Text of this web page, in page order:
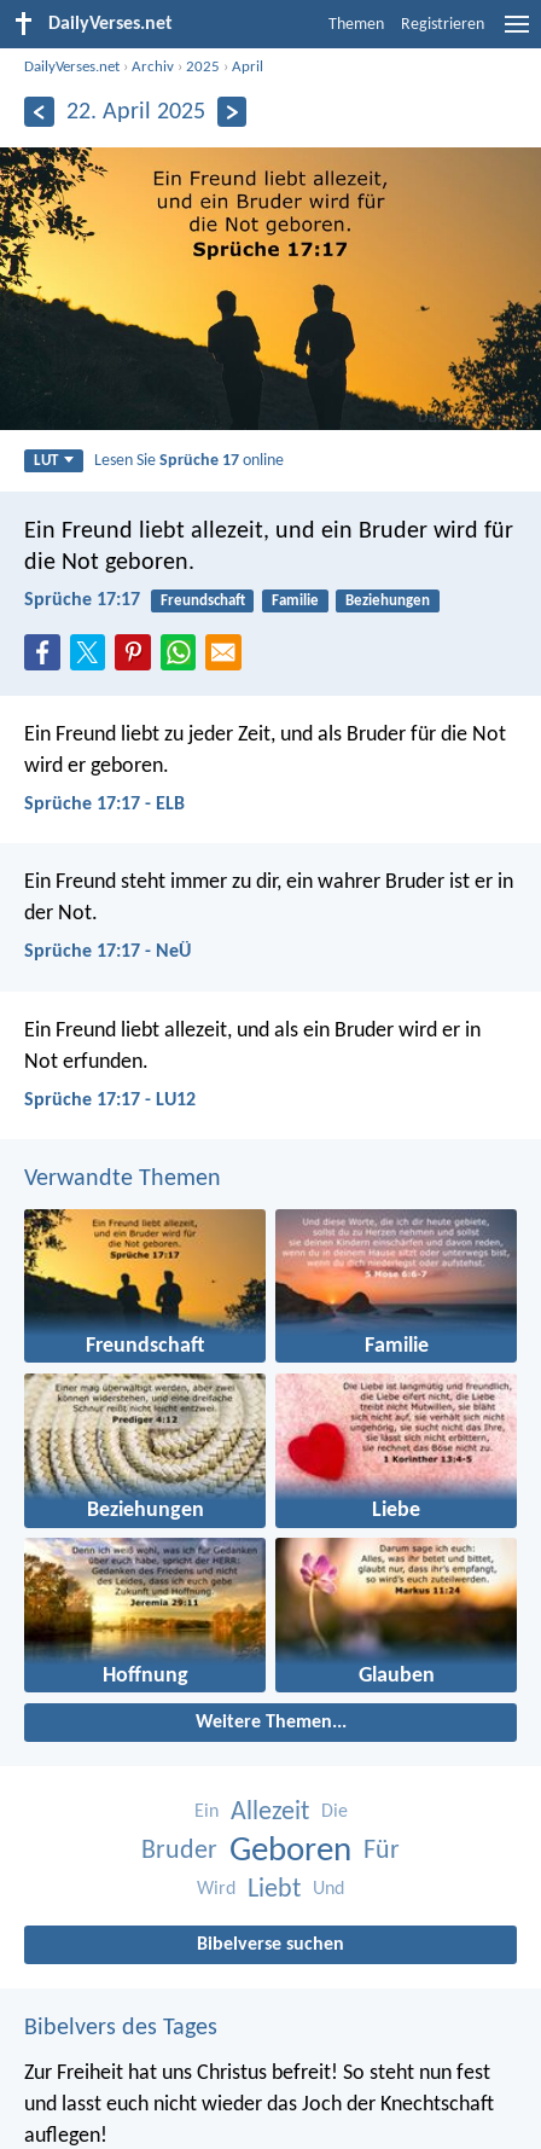
DailyVerses.net Themen Registrieren
DailyVerses.net ›Archiv ›2025 ›April
22. April 2025
LUT Lesen SieSprüche 17 online
Ein Freund liebt allezeit, und ein Bruder wird für
die Not geboren.
Sprüche 17:17 Freundschaft Familie Beziehungen
Ein Freund liebt zu jeder Zeit, und als Bruder für die Not
wird er geboren.
Sprüche 17:17 - ELB
Ein Freund steht immer zu dir, ein wahrer Bruder ist er in
der Not.
Sprüche 17:17 - NeÜ
Ein Freund liebt allezeit, und als ein Bruder wird er in
Not erfunden.
Sprüche 17:17 - LU12
Verwandte Themen
Freundschaft Familie
Beziehungen Liebe
Hoffnung Glauben
Weitere Themen...
Ein Allezeit Die
Bruder Geboren Für
Wird Liebt Und
Bibelverse suchen
Bibelvers des Tages
Zur Freiheit hat uns Christus befreit! So steht nun fest
und lasst euch nicht wieder das Joch der Knechtschaft
auflegen!